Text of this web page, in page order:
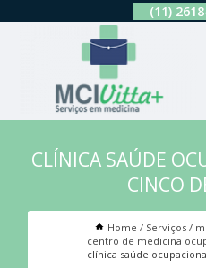
(11)
CLÍNICA SAÚDE
CINCO
Home Serviços
centro de medicina
clínica saúde